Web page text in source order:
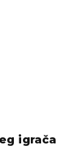
igrača